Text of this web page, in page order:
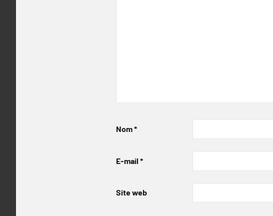
Nom*
E-mail *
Site web